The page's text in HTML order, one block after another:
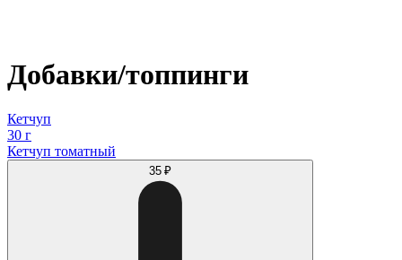
Добавки/топпинги
Кетчуп
30 г
Кетчуп томатный
35 ₽